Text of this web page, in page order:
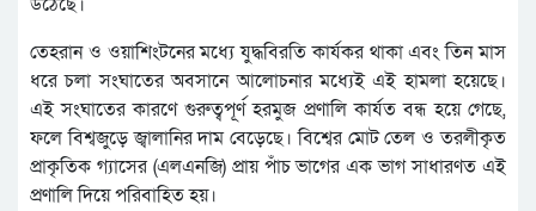
উঠেছে।
তেহরান ও ওয়াশিংটনের মধ্যে যুদ্ধবিরতি কার্যকর থাকা এবং তিন মাস
ধরে চলা সংঘাতের অবসানে আলোচনার মধ্যেই এই হামলা হয়েছে।
এই সংঘাতের কারণে গুরুত্বপূর্ণ হরমুজ প্রণালি কার্যত বন্ধ হয়ে গেছে,
ফলে বিশ্বজুড়ে জ্বালানির দাম বেড়েছে। বিশ্বের মোট তেল ও তরলীকৃত
প্রাকৃতিক গ্যাসের (এলএনজি) প্রায় পাঁচ ভাগের এক ভাগ সাধারণত এই
প্রণালি দিয়ে পরিবাহিত হয়।